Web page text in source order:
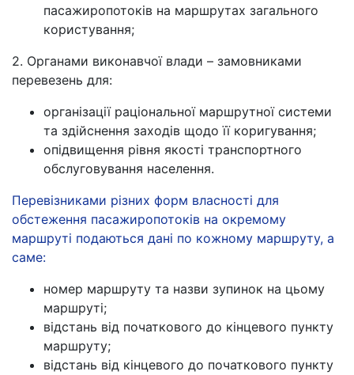
пасажиропотоків на маршрутах загального
користування;
2. Органами виконавчої влади – замовниками
перевезень для:
організації раціональної маршрутної системи
та здійснення заходів щодо її коригування;
опідвищення рівня якості транспортного
обслуговування населення.
Перевізниками різних форм власності для
обстеження пасажиропотоків на окремому
маршруті подаються дані по кожному маршруту, а
саме:
номер маршруту та назви зупинок на цьому
маршруті;
відстань від початкового до кінцевого пункту
маршруту;
відстань від кінцевого до початкового пункту